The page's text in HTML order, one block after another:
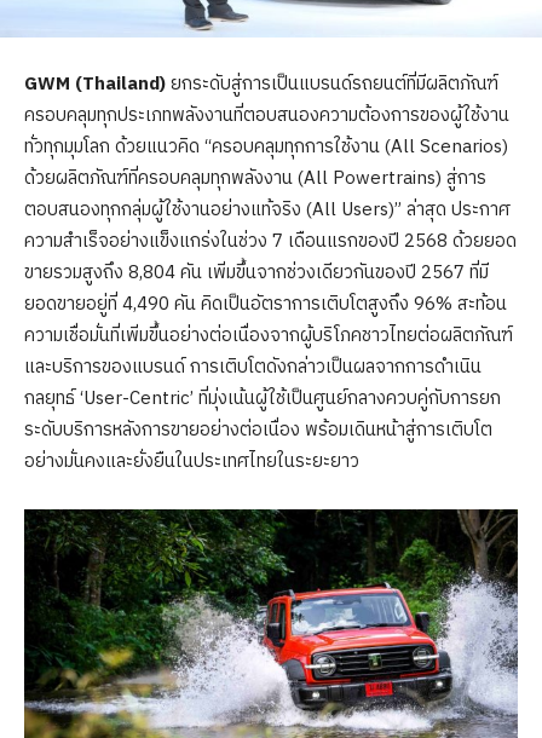
GWM (Thailand)ยกระดับสู่การเป็นแบรนด์รถยนต์ที่มีผลิตภัณฑ์
ครอบคลุมทุกประเภทพลังงานที่ตอบสนองความต้องการของผู้ใช้งาน
ทั่วทุกมุมโลก ด้วยแนวคิด “ครอบคลุมทุกการใช้งาน (All Scenarios)
ด้วยผลิตภัณฑ์ที่ครอบคลุมทุกพลังงาน (All Powertrains) สู่การ
ตอบสนองทุกกลุ่มผู้ใช้งานอย่างแท้จริง (All Users)” ล่าสุด ประกาศ
ความสำเร็จอย่างแข็งแกร่งในช่วง 7 เดือนแรกของปี 2568 ด้วยยอด
ขายรวมสูงถึง 8,804 คัน เพิ่มขึ้นจากช่วงเดียวกันของปี 2567 ที่มี
ยอดขายอยู่ที่ 4,490 คัน คิดเป็นอัตราการเติบโตสูงถึง 96% สะท้อน
ความเชื่อมั่นที่เพิ่มขึ้นอย่างต่อเนื่องจากผู้บริโภคชาวไทยต่อผลิตภัณฑ์
และบริการของแบรนด์ การเติบโตดังกล่าวเป็นผลจากการดำเนิน
กลยุทธ์ ‘User-Centric’ ที่มุ่งเน้นผู้ใช้เป็นศูนย์กลางควบคู่กับการยก
ระดับบริการหลังการขายอย่างต่อเนื่อง พร้อมเดินหน้าสู่การเติบโต
อย่างมั่นคงและยั่งยืนในประเทศไทยในระยะยาว